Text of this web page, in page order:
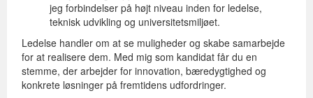
jeg forbindelser på højt niveau inden for ledelse,
teknisk udvikling og universitetsmiljøet.
Ledelse handler om at se muligheder og skabe samarbejde
for at realisere dem. Med mig som kandidat får du en
stemme, der arbejder for innovation, bæredygtighed og
konkrete løsninger på fremtidens udfordringer.